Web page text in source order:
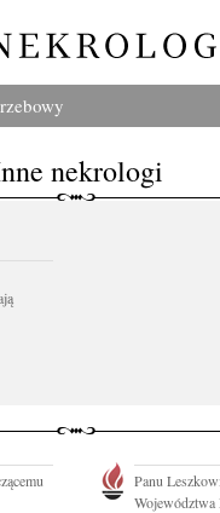
nekrologi
Panu